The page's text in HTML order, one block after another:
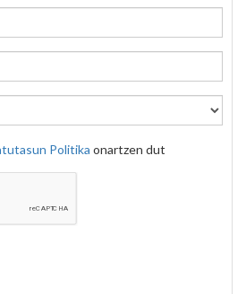
Politika onartzen dut